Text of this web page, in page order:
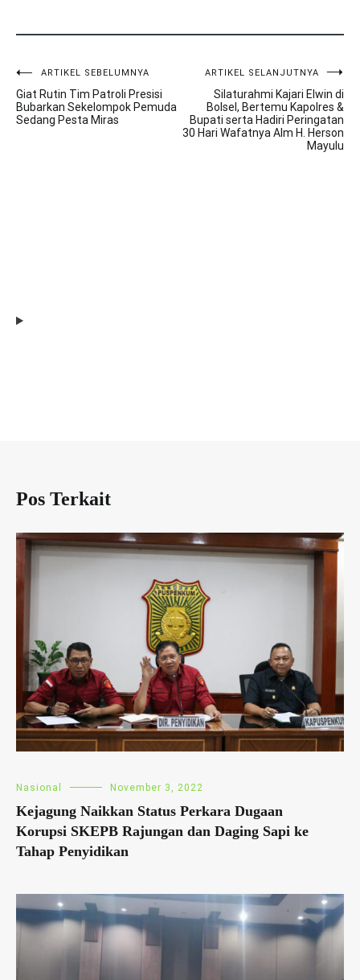
Navigasi
pos
ARTIKEL SEBELUMNYA
Giat Rutin Tim Patroli Presisi
Bubarkan Sekelompok Pemuda
Sedang Pesta Miras
ARTIKEL SELANJUTNYA
Silaturahmi Kajari Elwin di
Bolsel, Bertemu Kapolres &
Bupati serta Hadiri Peringatan
30 Hari Wafatnya Alm H. Herson
Mayulu
Pos Terkait
Nasional November 3, 2022
Kejagung Naikkan Status Perkara Dugaan
Korupsi SKEPB Rajungan dan Daging Sapi ke
Tahap Penyidikan